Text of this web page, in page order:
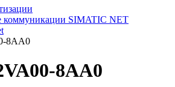
SIMATIC NET
8AA0
8AA0